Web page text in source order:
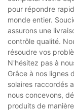
pour répondre
monde entier.
assurons une
contrôle qualité.
résoudre vos
N'hésitez pas à
Grâce à nos lignes
solaires raccordés
nous concevons,
produits de